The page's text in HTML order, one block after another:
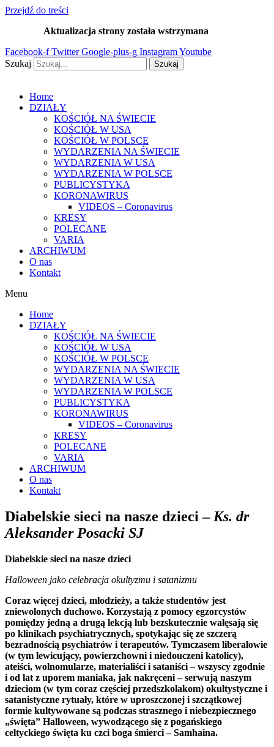
Przejdź do treści
Aktualizacja strony została wstrzymana
Facebook-f Twitter Google-plus-g InstagramYoutube
Szukaj
Szukaj
Home
DZIAŁY
KOŚCIÓŁ NA ŚWIECIE
KOŚCIÓŁ W USA
KOŚCIÓŁ W POLSCE
WYDARZENIA NA ŚWIECIE
WYDARZENIA W USA
WYDARZENIA W POLSCE
PUBLICYSTYKA
KORONAWIRUS
VIDEOS – Coronavirus
KRESY
POLECANE
VARIA
ARCHIWUM
O nas
Kontakt
Menu
Home
DZIAŁY
KOŚCIÓŁ NA ŚWIECIE
KOŚCIÓŁ W USA
KOŚCIÓŁ W POLSCE
WYDARZENIA NA ŚWIECIE
WYDARZENIA W USA
WYDARZENIA W POLSCE
PUBLICYSTYKA
KORONAWIRUS
VIDEOS – Coronavirus
KRESY
POLECANE
VARIA
ARCHIWUM
O nas
Kontakt
Diabelskie sieci na nasze dzieci – Ks. dr
Aleksander Posacki SJ
Diabelskie sieci na nasze dzieci
Halloween jako celebracja okultyzmu i satanizmu
Coraz więcej dzieci, młodzieży, a także studentów jest
zniewolonych duchowo. Korzystają z pomocy egzorcystów
pomiędzy jedną a drugą lekcją lub bezskutecznie wałęsają się
po klinikach psychiatrycznych, spotykając się ze szczerą
bezradnością psychiatrów i terapeutów. Tymczasem liberałowie
(w tym lewicujący, powierzchowni i niedouczeni katolicy),
ateiści, wolnomularze, materialiści i sataniści – wszyscy zgodnie
i od lat z uporem maniaka, jak nakręceni – serwują naszym
dzieciom (w tym coraz częściej przedszkolakom) okultystyczne i
satanistyczne rytuały, które w uproszczonej i szczątkowej
formie kultywowane są podczas strasznego i niebezpiecznego
„święta” Halloween, wywodzącego się z pogańskiego
celtyckiego święta ku czci boga śmierci – Samhaina.